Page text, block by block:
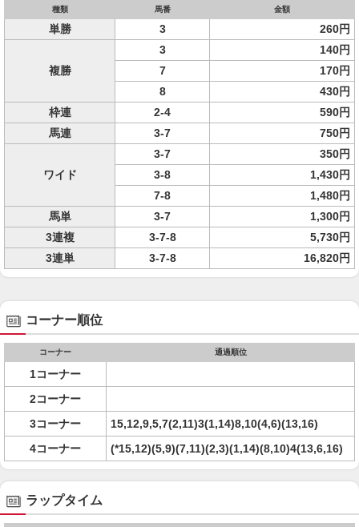
種類 馬番 金額
単勝 3 260円
複勝
3
140円
7
170円
8
430円
枠連
2-4
590円
馬連
3-7 750円
ワイド
3-7
350円
3-8
1,430円
7-8
1,480円
馬単
3-7
1,300円
3連複
3-7-8
5,730円
3連単
3-7-8 16,820円
コーナー順位
コーナー 通過順位
1コーナー
2コーナー
3コーナー
15,12,9,5,7(2,11)3(1,14)8,10(4,6)(13,16)
4コーナー
(*15,12)(5,9)(7,11)(2,3)(1,14)(8,10)4(13,6,16)
ラップタイム